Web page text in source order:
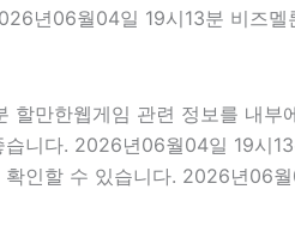
년06월04일 19시13분 비즈
할만한웹게임 관련 정보를 내부
니다. 2026년06월04일 19시
인할 수 있습니다. 2026년06